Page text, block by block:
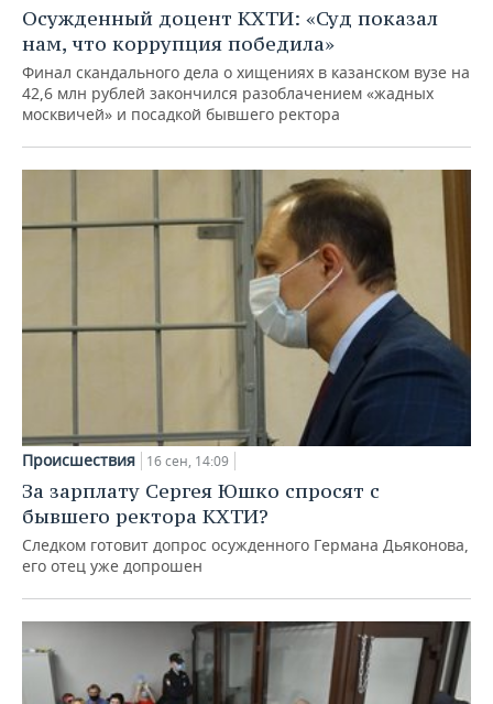
Осужденный доцент КХТИ: «Суд показал
нам, что коррупция победила»
Финал скандального дела о хищениях в казанском вузе на
42,6 млн рублей закончился разоблачением «жадных
москвичей» и посадкой бывшего ректора
Происшествия 16 сен, 14:09
За зарплату Сергея Юшко спросят с
бывшего ректора КХТИ?
Следком готовит допрос осужденного Германа Дьяконова,
его отец уже допрошен